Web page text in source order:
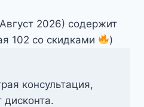
2026) содержит
102 со скидками
)
консультация,
дисконта.